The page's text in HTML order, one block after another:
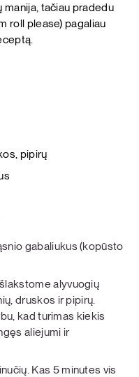
pipirų
gabaliukus (kopūsto
alyvuogių
druskos ir pipirų.
kad turimas kiekis
aliejumi ir
Kas 5 minutes vis
tačiau pradedu
roll please) pagaliau